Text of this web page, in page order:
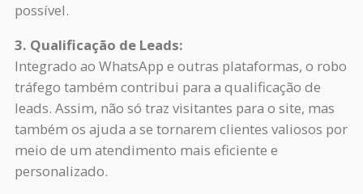
possível.
3. Qualificação de Leads:
Integrado ao WhatsApp e outras plataformas, o robo
tráfego também contribui para a qualificação de
leads. Assim, não só traz visitantes para o site, mas
também os ajuda a se tornarem clientes valiosos por
meio de um atendimento mais eficiente e
personalizado.